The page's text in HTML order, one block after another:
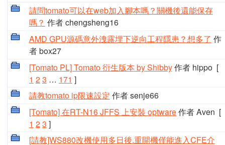
請問tomato可以在web加入腳本嗎？關機後還能保存
嗎？ 作者 chengsheng16
AMD GPU源碼意外洩露埋下逆向工程隱患？想多了 作
者 box27
[Tomato PL] Tomato 衍生版本 by Shibby作者 hippo[
1 23 … 171 ]
請教tomato ip限速設定 作者 senje66
[Tomato] 在RT-N16 JFFS 上安裝 optware作者 Aven [
1 23 ]
[請教]WS880改機使用多日後.重開機僅能進入CFE介